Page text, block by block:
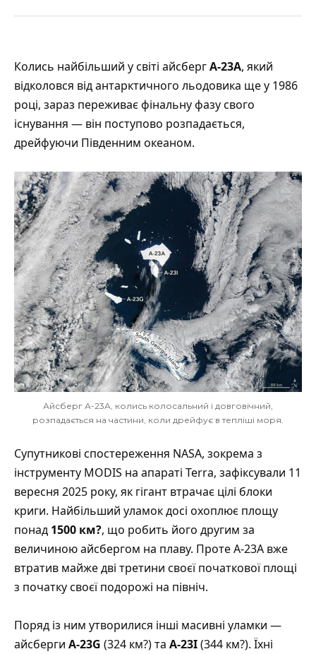
Колись найбільший у світі айсбергA-23A, який
відколовся від антарктичного льодовика ще у 1986
році, зараз переживаєфінальну фазу свого
існування — він поступово розпадається,
дрейфуючи Південним океаном.
Айсберг А-23А, колись колосальний і довговічний,
розпадається на частини, коли дрейфує в тепліші моря.
Супутникові спостереження NASA, зокрема з
інструменту MODIS на апараті Terra, зафіксували 11
вересня 2025 року, як гігант втрачає цілі блоки
криги. Найбільший уламок досі охоплює площу
понад 1500 км?, що робить його другим за
величиною айсбергом на плаву. Проте A-23A вже
втратив майже дві третини своєї початкової площі
з початку своєї подорожі на північ.
Поряд із ним утворилися інші масивні уламки —
айсберги A-23G (324 км?) та A-23I(344 км?). Їхні